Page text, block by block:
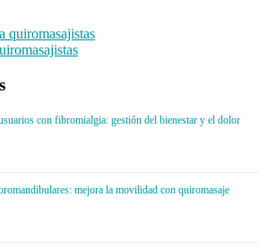
quiromasajistas
con fibromialgia: gestión del bienestar y el dolor
mejora la movilidad con quiromasaje